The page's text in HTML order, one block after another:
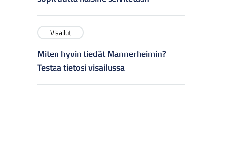
Visailut
Miten hyvin tiedät Mannerheimin?
Testaa tietosi visailussa